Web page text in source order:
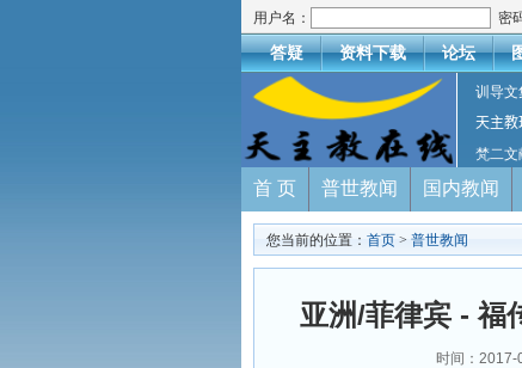
用户名： 密
答疑 资料下载 论坛
训导文
天主教
梵二文
首 页 普世教闻 国内教闻
您当前的位置： 首页 > 普世教闻
亚洲/菲律宾 - 福
时间：2017-